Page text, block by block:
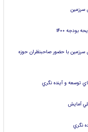
سرزمين
۱۴۰۰
با حضور صاحبنظران حوزه
و آينده نگري
آمايش
نگري